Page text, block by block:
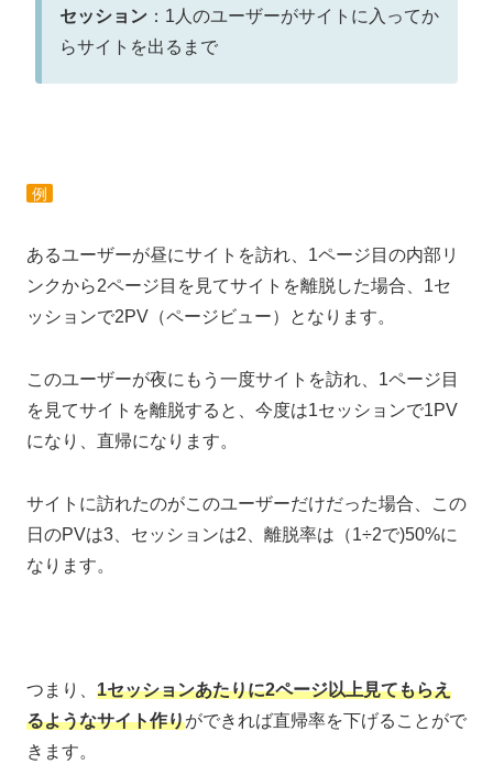
セッション ：1人のユーザーがサイトに入ってか
らサイトを出るまで
例
あるユーザーが昼にサイトを訪れ、1ページ目の内部リ
ンクから2ページ目を見てサイトを離脱した場合、1セ
ッションで2PV（ページビュー）となります。
このユーザーが夜にもう一度サイトを訪れ、1ページ目
を見てサイトを離脱すると、今度は1セッションで1PV
になり、直帰になります。
サイトに訪れたのがこのユーザーだけだった場合、この
日のPVは3、セッションは2、離脱率は（1÷2で)50%に
なります。
つまり、 1セッションあたりに2ページ以上見てもらえ
るようなサイト作りができれば直帰率を下げることがで
きます。